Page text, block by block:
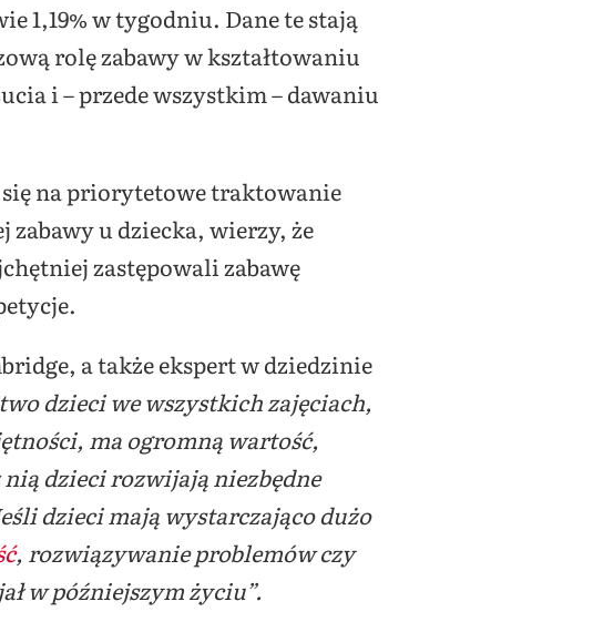
1,19% w tygodniu. Dane te stają
rolę zabawy w kształtowaniu
i – przede wszystkim – dawaniu
się na priorytetowe traktowanie
u dziecka, wierzy, że
zastępowali zabawę
, a także ekspert w dziedzinie
dzieci we wszystkich zajęciach,
ma ogromną wartość,
nią dzieci rozwijają niezbędne
dzieci mają wystarczająco dużo
, rozwiązywanie problemów czy
w późniejszym życiu”.